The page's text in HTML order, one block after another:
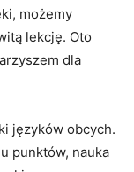
możemy‌
lekcję. Oto
dla
języków obcych.
punktów, ⁣nauka